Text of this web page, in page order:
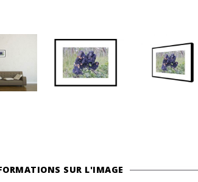
SUR L'IMAGE